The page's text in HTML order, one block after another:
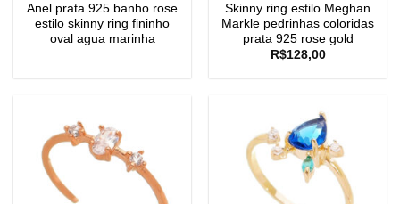
Anel prata 925 banho rose
estilo skinny ring fininho
oval agua marinha
Skinny ring estilo Meghan
Markle pedrinhas coloridas
prata 925 rose gold
R$128,00